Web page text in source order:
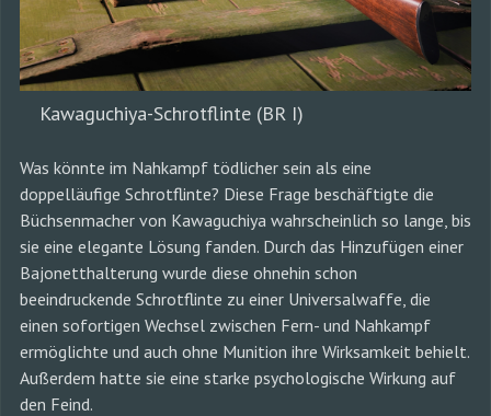
Kawaguchiya-Schrotflinte (BR I)
Was könnte im Nahkampf tödlicher sein als eine
doppelläufige Schrotflinte? Diese Frage beschäftigte die
Büchsenmacher von Kawaguchiya wahrscheinlich so lange, bis
sie eine elegante Lösung fanden. Durch das Hinzufügen einer
Bajonetthalterung wurde diese ohnehin schon
beeindruckende Schrotflinte zu einer Universalwaffe, die
einen sofortigen Wechsel zwischen Fern- und Nahkampf
ermöglichte und auch ohne Munition ihre Wirksamkeit behielt.
Außerdem hatte sie eine starke psychologische Wirkung auf
den Feind.